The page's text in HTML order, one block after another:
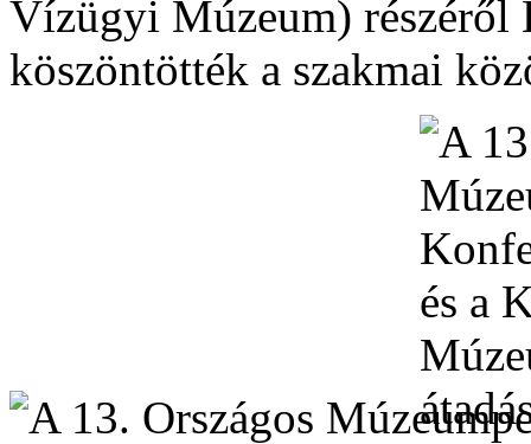
Vízügyi Múzeum) részéről
köszöntötték a szakmai